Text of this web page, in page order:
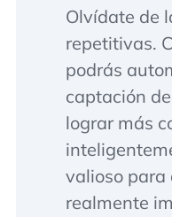
Olvídate de
repetitivas.
podrás
captación
lograr más
valioso para
realmente